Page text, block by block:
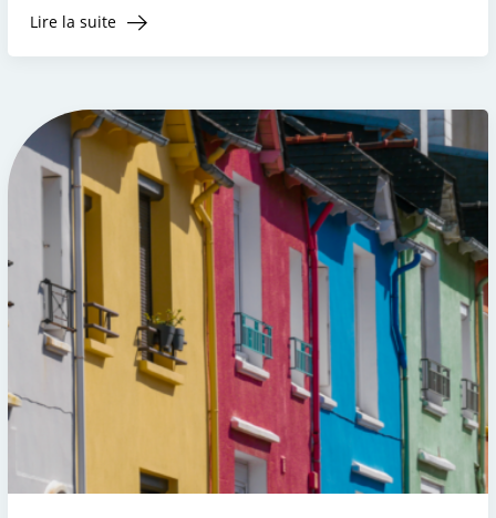
Lire la suite